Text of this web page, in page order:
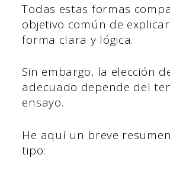
Todas estas formas
objetivo común de
forma clara y lógica.
Sin embargo, la elección
adecuado depende del
ensayo.
He aquí un breve
tipo: